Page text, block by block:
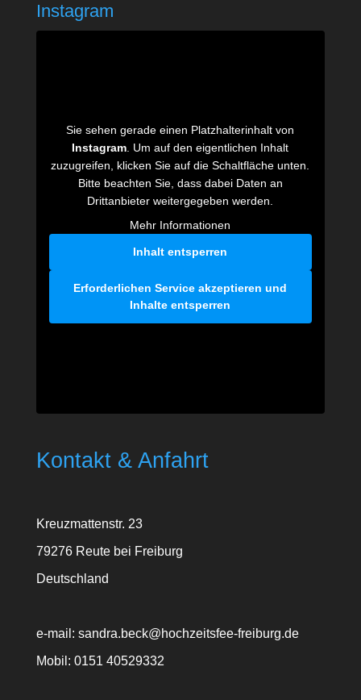
Instagram
Sie sehen gerade einen Platzhalterinhalt von
Instagram. Um auf den eigentlichen Inhalt
zuzugreifen, klicken Sie auf die Schaltfläche unten.
Bitte beachten Sie, dass dabei Daten an
Drittanbieter weitergegeben werden.
Mehr Informationen
Inhalt entsperren
Erforderlichen Service akzeptieren und
Inhalte entsperren
Kontakt & Anfahrt
Kreuzmattenstr. 23
79276 Reute bei Freiburg
Deutschland
e-mail: sandra.beck@hochzeitsfee-freiburg.de
Mobil: 0151 40529332